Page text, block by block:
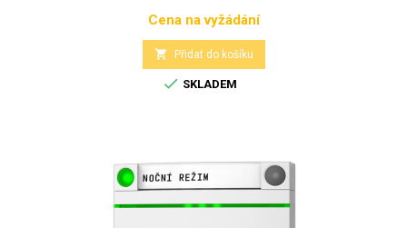
Cena
Cena na vyžádání
 Přidat do košíku
 SKLADEM